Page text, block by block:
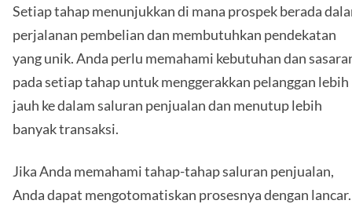
Setiap tahap menunjukkan di mana prospek berada
perjalanan pembelian dan membutuhkan pendekatan
yang unik. Anda perlu memahami kebutuhan dan
pada setiap tahap untuk menggerakkan pelanggan lebih
jauh ke dalam saluran penjualan dan menutup lebih
banyak transaksi.
Jika Anda memahami tahap-tahap saluran penjualan,
Anda dapat mengotomatiskan prosesnya dengan lancar.